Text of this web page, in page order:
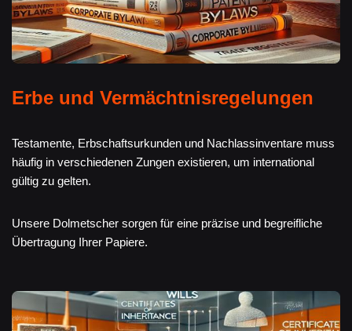
Erbe und Vermächtnisregelungen
Testamente, Erbschaftsurkunden und Nachlassinventare muss
häufig in verschiedenen Zungen existieren, um international
gültig zu gelten.
Unsere Dolmetscher sorgen für eine präzise und begreifliche
Übertragung Ihrer Papiere.